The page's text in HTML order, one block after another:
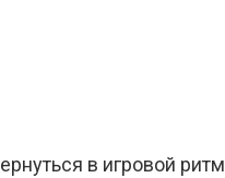
в игровой